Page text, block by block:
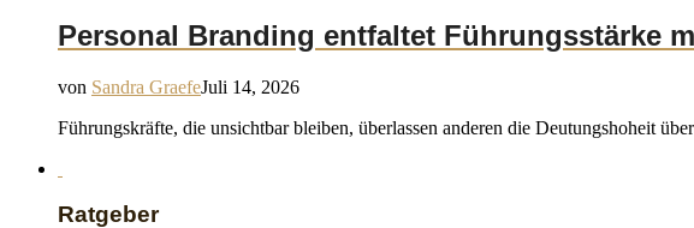
Personal Branding entfaltet Führungsstärke
von Sandra GraefeJuli 14, 2026
Führungskräfte, die unsichtbar bleiben, überlassen anderen die Deutungshoheit
Ratgeber